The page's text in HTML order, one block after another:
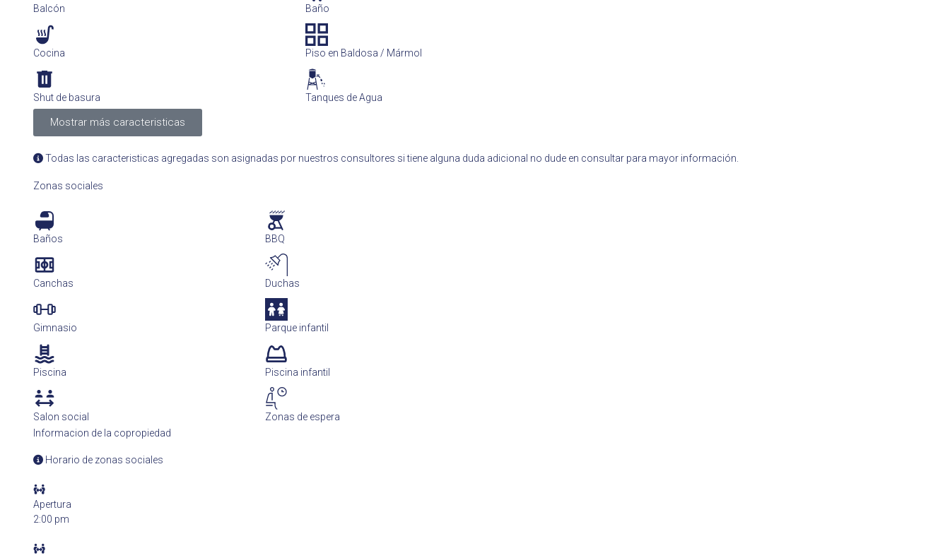
Balcón Baño
Cocina Piso en Baldosa / Mármol
Shut de basura Tanques de Agua
Mostrar más caracteristicas
Todas las caracteristicas agregadas son asignadas por nuestros consultores si tiene alguna duda adicional no dude en consultar para mayor información.
Zonas sociales
Baños BBQ
Canchas Duchas
Gimnasio Parque infantil
Piscina Piscina infantil
Salon social
Zonas de espera
Informacion de la copropiedad
Horario de zonas sociales
Apertura
2:00 pm